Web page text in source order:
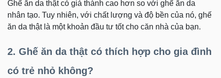
Ghế ăn da thật có giá thành cao hơn so với ghế ăn da
nhân tạo. Tuy nhiên, với chất lượng và độ bền của nó, ghế
ăn da thật là một khoản đầu tư tốt cho căn nhà của bạn.
2. Ghế ăn da thật có thích hợp cho gia đình
có trẻ nhỏ không?